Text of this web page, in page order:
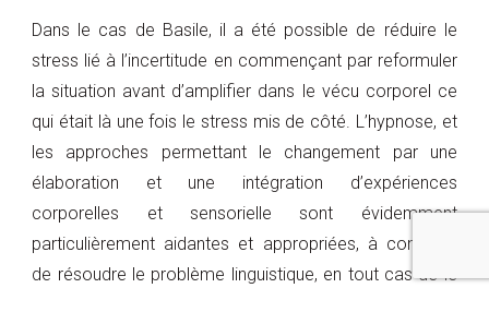
Dans le cas de Basile, il a été possible de réduire le
stress lié à l’incertitude en commençant par reformuler
la situation avant d’amplifier dans le vécu corporel ce
qui était là une fois le stress mis de côté. L’hypnose, et
les approches permettant le changement par une
élaboration et une intégration d’expériences
corporelles et sensorielle sont évidemment
particulièrement aidantes et appropriées, à condition
de résoudre le problème linguistique, en tout cas de le